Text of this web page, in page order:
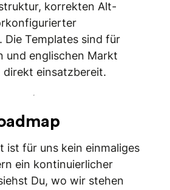
korrekten Alt-
Die Templates sind für
und englischen Markt
einsatzbereit.
ist für uns kein einmaliges
ein kontinuierlicher
Du, wo wir stehen